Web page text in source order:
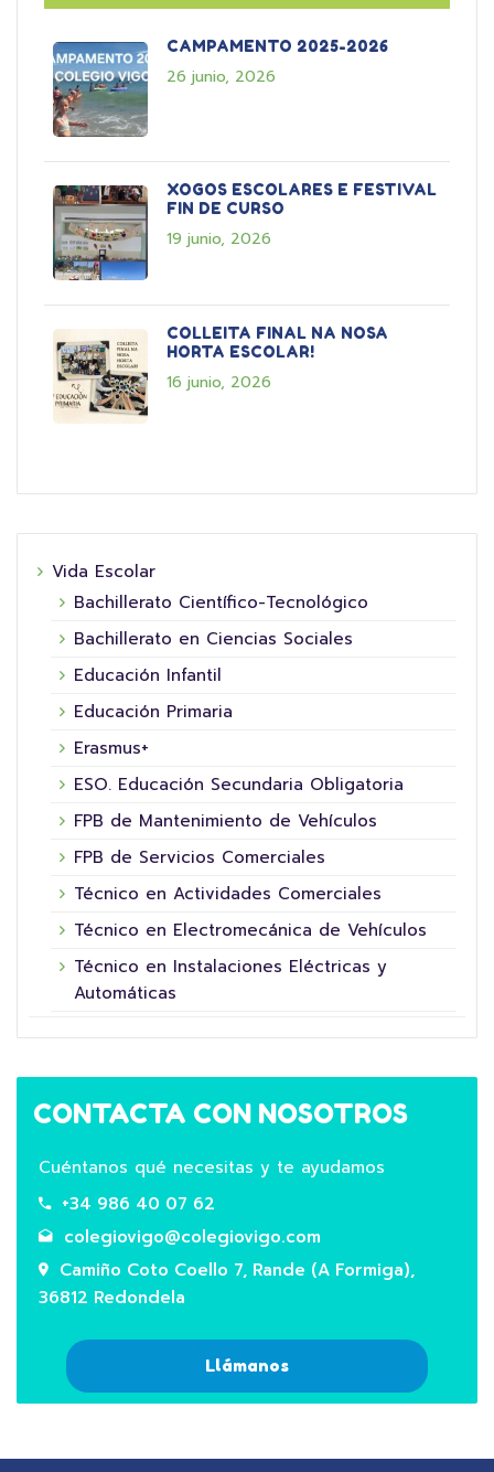
CAMPAMENTO 2025-2026
26 junio, 2026
XOGOS ESCOLARES E FESTIVAL
FIN DE CURSO
19 junio, 2026
COLLEITA FINAL NA NOSA
HORTA ESCOLAR!
16 junio, 2026
Vida Escolar
Bachillerato Científico-Tecnológico
Bachillerato en Ciencias Sociales
Educación Infantil
Educación Primaria
Erasmus+
ESO. Educación Secundaria Obligatoria
FPB de Mantenimiento de Vehículos
FPB de Servicios Comerciales
Técnico en Actividades Comerciales
Técnico en Electromecánica de Vehículos
Técnico en Instalaciones Eléctricas y
Automáticas
CONTACTA CON NOSOTROS
Cuéntanos qué necesitas y te ayudamos
+34 986 40 07 62
colegiovigo@colegiovigo.com
Camiño Coto Coello 7, Rande (A Formiga),
36812 Redondela
Llámanos